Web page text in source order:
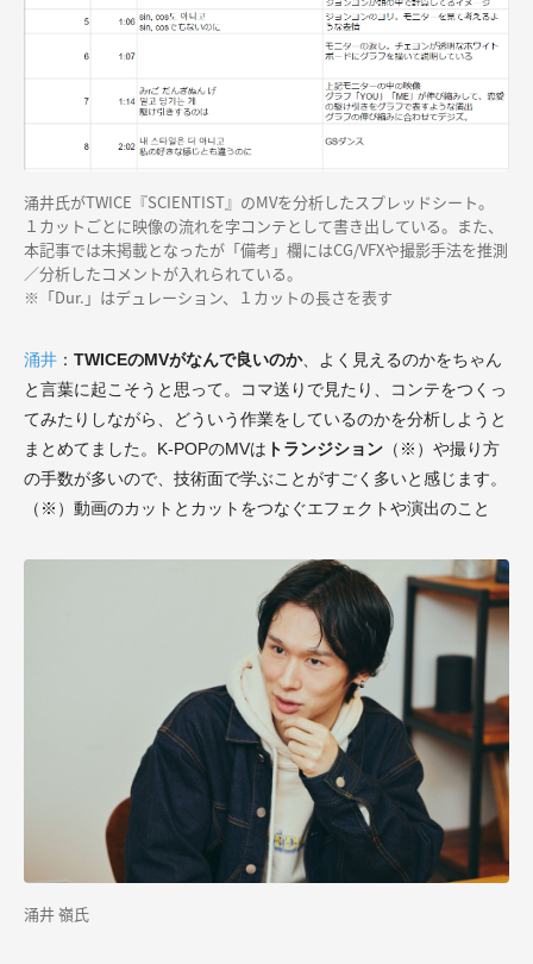
涌井氏がTWICE『SCIENTIST』のMVを分析したスプレッドシート。
１カットごとに映像の流れを字コンテとして書き出している。また、
本記事では未掲載となったが「備考」欄にはCG/VFXや撮影手法を推測
／分析したコメントが入れられている。
※「Dur.」はデュレーション、１カットの長さを表す
涌井 ： TWICEのMVがなんで良いのか、よく見えるのかをちゃん
と言葉に起こそうと思って。コマ送りで見たり、コンテをつくっ
てみたりしながら、どういう作業をしているのかを分析しようと
まとめてました。K-POPのMVは トランジション （※）や撮り方
の手数が多いので、技術面で学ぶことがすごく多いと感じます。
（※）動画のカットとカットをつなぐエフェクトや演出のこと
涌井 嶺氏